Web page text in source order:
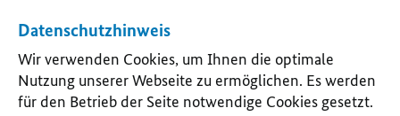
Datenschutzhinweis
Wir verwenden Cookies, um Ihnen die optimale
Nutzung unserer Webseite zu ermöglichen. Es werden
für den Betrieb der Seite notwendige Cookies gesetzt.